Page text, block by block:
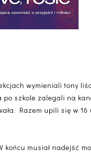
wymieniali tony
po szkole zalegali na
Razem upili się w
musiał nadejść